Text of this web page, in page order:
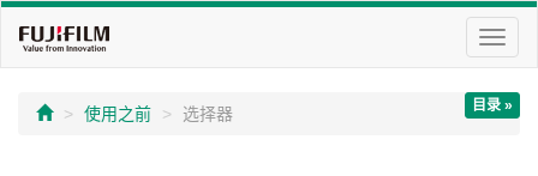
切
换
航
目录 »
使用之前 选择器